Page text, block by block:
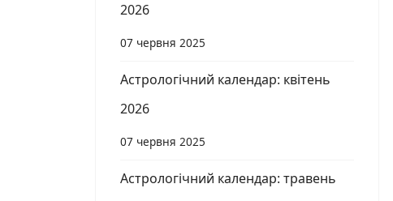
2026
07 червня 2025
Астрологічний календар: квітень
2026
07 червня 2025
Астрологічний календар: травень